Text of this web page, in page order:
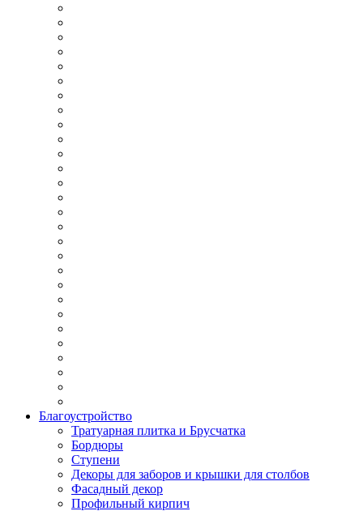
Благоустройство
Тратуарная плитка и Брусчатка
Бордюры
Ступени
Декоры для заборов и крышки для столбов
Фасадный декор
Профильный кирпич